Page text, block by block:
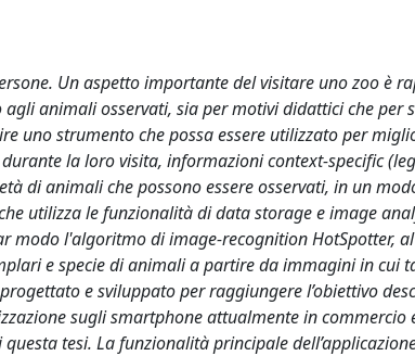
Un aspetto importante del visitare uno zoo è
animali osservati, sia per motivi didattici che per
uno strumento che possa essere utilizzato per
la loro visita, informazioni context-specific
di animali che possono essere osservati, in un
utilizza le funzionalità di data storage e image
modo l'algoritmo di image-recognition HotSpotter,
e specie di animali a partire da immagini in cui
e sviluppato per raggiungere l’obiettivo
sugli smartphone attualmente in commercio
tesi. La funzionalità principale